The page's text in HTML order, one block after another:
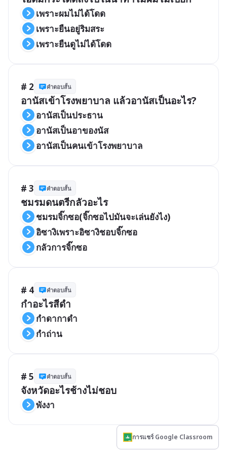
เพราะผมไม่ได้โดด
เพราะยืนอยู่ริมสระ
เพราะยืนดูไม่ได้โดด
# 2 คำตอบสั้น
อานัสเข้าโรงพยาบาล แล้วอานัสเป็นอะไร?
อานัสเป็นประธาน
อานัสเป็นอาของนัส
อานัสเป็นคนเข้าโรงพยาบาล
# 3 คำตอบสั้น
ชมรมดนตรีกลัวอะไร
ชมรมจิ๊กซอ(จิ๊กซอไปมันจะเล่นยังไง)
อิซางิเพราะอิซางิชอบจิ๊กซอ
กลัวการจิ๊กซอ
# 4 คำตอบสั้น
กำอะไรสีดำ
กำดากาดำ
กำถ่าน
# 5 คำตอบสั้น
จังหวัดอะไรช้างไม่ชอบ
พังงา
การแชร์ Google Classroom